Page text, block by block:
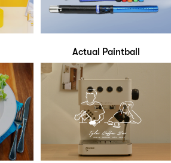
Actual Paintball